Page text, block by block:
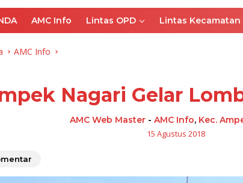
AMC Info Lintas OPD Lintas Kecamatan
AMC Info
Nagari Gelar
AMC Web Master- AMC Info, Kec.
15 Agustus 2018